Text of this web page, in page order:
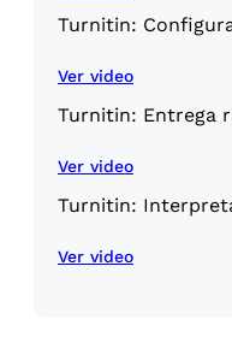
Turnitin:
Ver video
Turnitin: Entrega
Ver video
Turnitin:
Ver video